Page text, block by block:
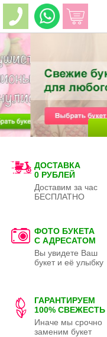
ДОСТАВКА
0 РУБЛЕЙ
Доставим за час
БЕСПЛАТНО
ФОТО БУКЕТА
С АДРЕСАТОМ
Вы увидете Ваш
букет и её улыбку
ГАРАНТИРУЕМ
100% СВЕЖЕСТЬ
Иначе мы срочно
заменим букет